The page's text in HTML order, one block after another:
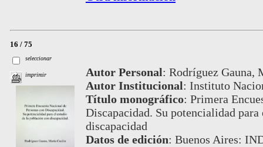
16 / 75
seleccionar
imprimir Autor Personal: Rodríguez Gauna,
Autor Institucional: Instituto
Título monográfico: Primera
Discapacidad. Su potencialidad
discapacidad
Datos de edición: Buenos Aires: